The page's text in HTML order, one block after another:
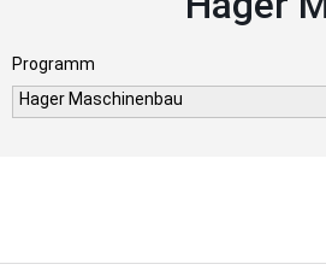
Programm
Hager Maschinenbau